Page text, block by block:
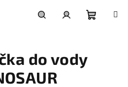
do vody